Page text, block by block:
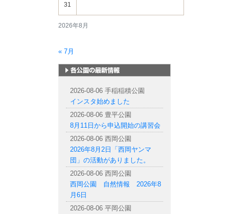
2026年8月
31
« 7月
2026-08-06 手稲稲積公園
インスタ始めました
2026-08-06 豊平公園
8月11日から申込開始の講習会
2026-08-06 西岡公園
2026年8月2日「西岡ヤンマ
団」の活動がありました。
2026-08-06 西岡公園
西岡公園 自然情報 2026年8
月6日
2026-08-06 平岡公園